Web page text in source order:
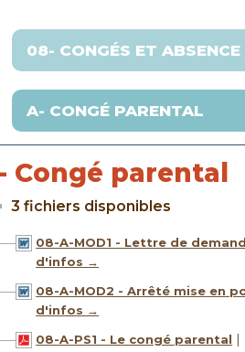
Congé parental
3 fichiers disponibles
08-A-MOD1 - Lettre de
d'infos →
08-A-MOD2 - Arrêté mise en
d'infos →
08-A-PS1 - Le congé parental |